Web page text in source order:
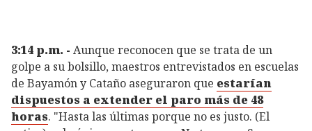
3:14 p.m. - Aunque reconocen que se trata de un
golpe a su bolsillo, maestros entrevistados en escuelas
de Bayamón y Cataño aseguraron que estarían
dispuestos a extender el paro más de 48
horas. "Hasta las últimas porque no es justo. (El